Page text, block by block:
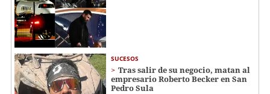
SUCESOS
Tras salir de su negocio, matan al
empresario Roberto Becker en San
Pedro Sula